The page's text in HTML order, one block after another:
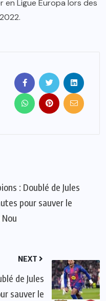
en Ligue Europa lors des
: Doublé de Jules
pour sauver le
NEXT
de Jules
sauver le